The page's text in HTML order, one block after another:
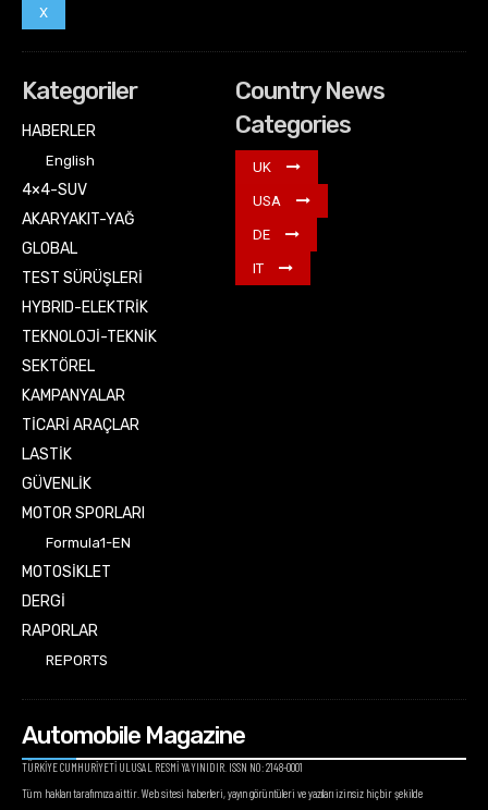
X
Kategoriler
HABERLER
English
4×4-SUV
AKARYAKIT-YAĞ
GLOBAL
TEST SÜRÜŞLERİ
HYBRID-ELEKTRİK
TEKNOLOJİ-TEKNİK
SEKTÖREL
KAMPANYALAR
TİCARİ ARAÇLAR
LASTİK
GÜVENLİK
MOTOR SPORLARI
Formula1-EN
MOTOSİKLET
DERGİ
RAPORLAR
REPORTS
Country News
Categories
UK
USA
DE
IT
Automobile Magazine
TÜRKİYE CUMHURİYETİ ULUSAL RESMİ YAYINIDIR. ISSN NO: 2148-0001
Tüm hakları tarafımıza aittir. Web sitesi haberleri, yayın görüntüleri ve yazıları izinsiz hiçbir şekilde